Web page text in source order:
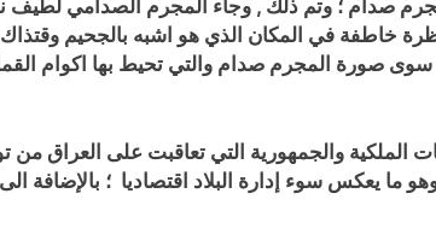
صدام ؛ وتم ذلك , وجاء المجرم الصدامي
خاطفة في المكان الذي هو اشبه بالجحيم وقتذاك
سوى صورة المجرم صدام والتي تحيط بها اكوام
التي تعاقبت على العراق من
ما يعكس سوء إدارة البلاد اقتصاديا ؛ بالإضافة